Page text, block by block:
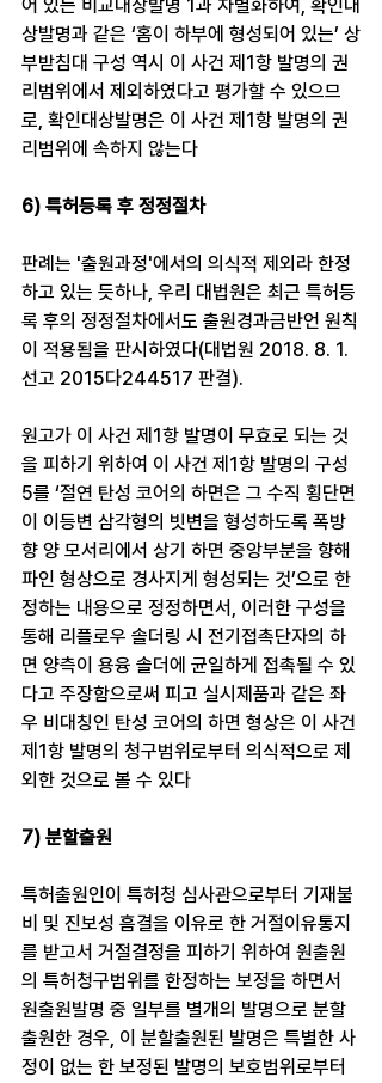
어 있는 비교대상발명 1과 차별화하여, 확인대
상발명과 같은 ‘홈이 하부에 형성되어 있는’ 상
부받침대 구성 역시 이 사건 제1항 발명의 권
리범위에서 제외하였다고 평가할 수 있으므
로, 확인대상발명은 이 사건 제1항 발명의 권
리범위에 속하지 않는다
6) 특허등록 후 정정절차​
판례는 '출원과정'에서의 의식적 제외라 한정
하고 있는 듯하나, 우리 대법원은 최근 특허등
록 후의 정정절차에서도 출원경과금반언 원칙
이 적용됨을 판시하였다(대법원 2018. 8. 1.
선고 2015다244517 판결).
원고가 이 사건 제1항 발명이 무효로 되는 것
을 피하기 위하여 이 사건 제1항 발명의 구성
5를 ‘절연 탄성 코어의 하면은 그 수직 횡단면
이 이등변 삼각형의 빗변을 형성하도록 폭방
향 양 모서리에서 상기 하면 중앙부분을 향해
파인 형상으로 경사지게 형성되는 것’으로 한
정하는 내용으로 정정하면서, 이러한 구성을
통해 리플로우 솔더링 시 전기접촉단자의 하
면 양측이 용융 솔더에 균일하게 접촉될 수 있
다고 주장함으로써 피고 실시제품과 같은 좌
우 비대칭인 탄성 코어의 하면 형상은 이 사건
제1항 발명의 청구범위로부터 의식적으로 제
외한 것으로 볼 수 있다
7) 분할출원​
특허출원인이 특허청 심사관으로부터 기재불
비 및 진보성 흠결을 이유로 한 거절이유통지
를 받고서 거절결정을 피하기 위하여 원출원
의 특허청구범위를 한정하는 보정을 하면서
원출원발명 중 일부를 별개의 발명으로 분할
출원한 경우, 이 분할출원된 발명은 특별한 사
정이 없는 한 보정된 발명의 보호범위로부터